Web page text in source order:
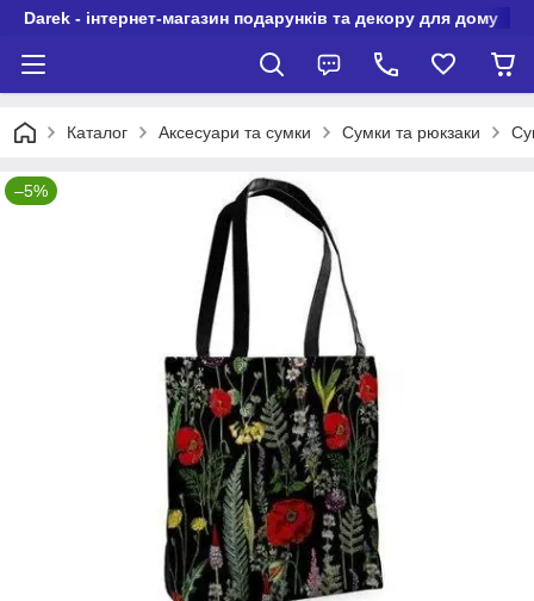
Darek - інтернет-магазин подарунків та декору для дому
Каталог Аксесуари та сумки Сумки та рюкзаки
–5%